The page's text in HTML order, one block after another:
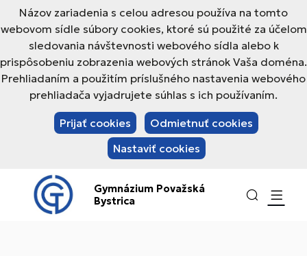
Názov zariadenia s celou adresou používa na tomto
webovom sídle súbory cookies, ktoré sú použité za účelom
sledovania návštevnosti webového sídla alebo k
prispôsobeniu zobrazenia webových stránok Vaša doména.
Prehliadaním a použitím príslušného nastavenia webového
prehliadača vyjadrujete súhlas s ich používaním.
Prijať cookies
Odmietnuť cookies
Nastaviť cookies
Gymnázium Považská
Bystrica